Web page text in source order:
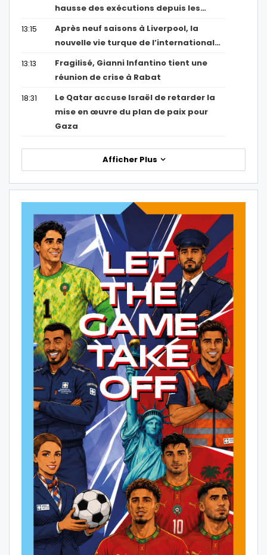
hausse des exécutions depuis les…
13:15
Après neuf saisons à Liverpool, la
nouvelle vie turque de l’international…
13:13
Fragilisé, Gianni Infantino tient une
réunion de crise à Rabat
18:31
Le Qatar accuse Israël de retarder la
mise en œuvre du plan de paix pour
Gaza
Afficher Plus